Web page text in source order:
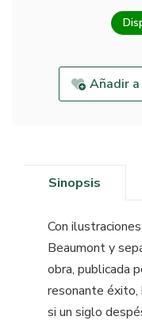
Añadir
Sinopsis
Con
Beaumont y
obra, publicada
resonante éxito,
si un siglo